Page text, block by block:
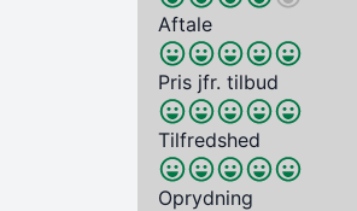
Aftale
Pris jfr. tilbud
Tilfredshed
Oprydning